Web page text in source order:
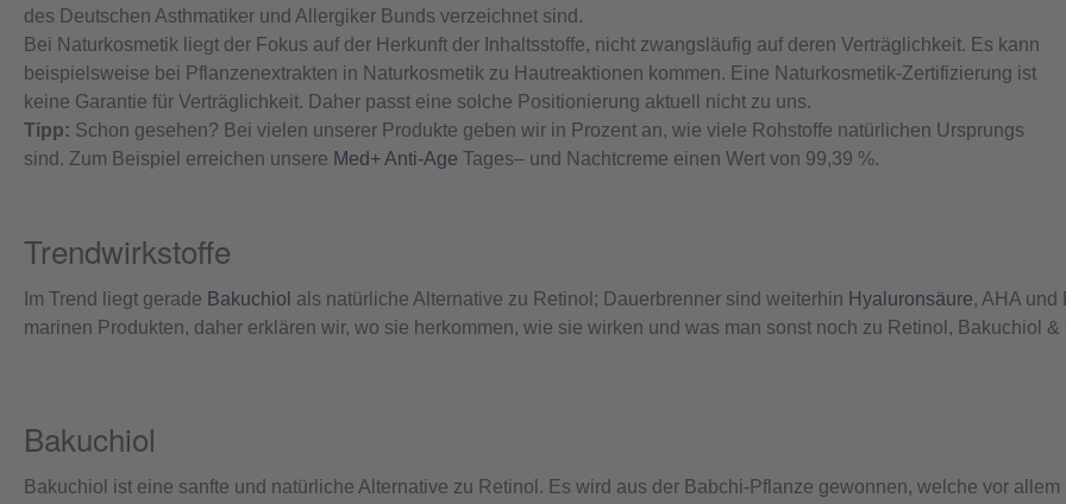
des Deutschen Asthmatiker und Allergiker Bunds verzeichnet sind.
Bei Naturkosmetik liegt der Fokus auf der Herkunft der Inhaltsstoffe, nicht zwangsläufig auf deren Verträglichkeit. Es kann
beispielsweise bei Pflanzenextrakten in Naturkosmetik zu Hautreaktionen kommen. Eine Naturkosmetik-Zertifizierung ist
keine Garantie für Verträglichkeit. Daher passt eine solche Positionierung aktuell nicht zu uns.
Tipp: Schon gesehen? Bei vielen unserer Produkte geben wir in Prozent an, wie viele Rohstoffe natürlichen Ursprungs
sind. Zum Beispiel erreichen unsere Med+ Anti-Age Tages– und Nachtcreme einen Wert von 99,39 %.
Trendwirkstoffe
Im Trend liegt gerade Bakuchiol als natürliche Alternative zu Retinol; Dauerbrenner sind weiterhin Hyaluronsäure, AHA und
marinen Produkten, daher erklären wir, wo sie herkommen, wie sie wirken und was man sonst noch zu Retinol, Bakuchiol
Bakuchiol
Bakuchiol ist eine sanfte und natürliche Alternative zu Retinol. Es wird aus der Babchi-Pflanze gewonnen, welche vor